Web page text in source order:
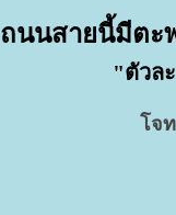
ถนนสายนี้มีตะ
"ตัวล
จท